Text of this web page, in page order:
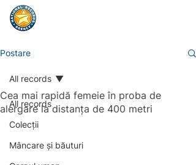
Postare
All records
Colecții
Mâncare și băuturi
All records
Cea mai rapidă femeie în proba de
alergare la distanța de 400 metri